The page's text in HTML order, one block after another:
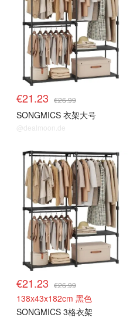
€21.23 €26.99
SONGMICS 衣架大号
@dealmoon.de
€21.23 €26.99
138x43x182cm 黑色
SONGMICS 3格衣架